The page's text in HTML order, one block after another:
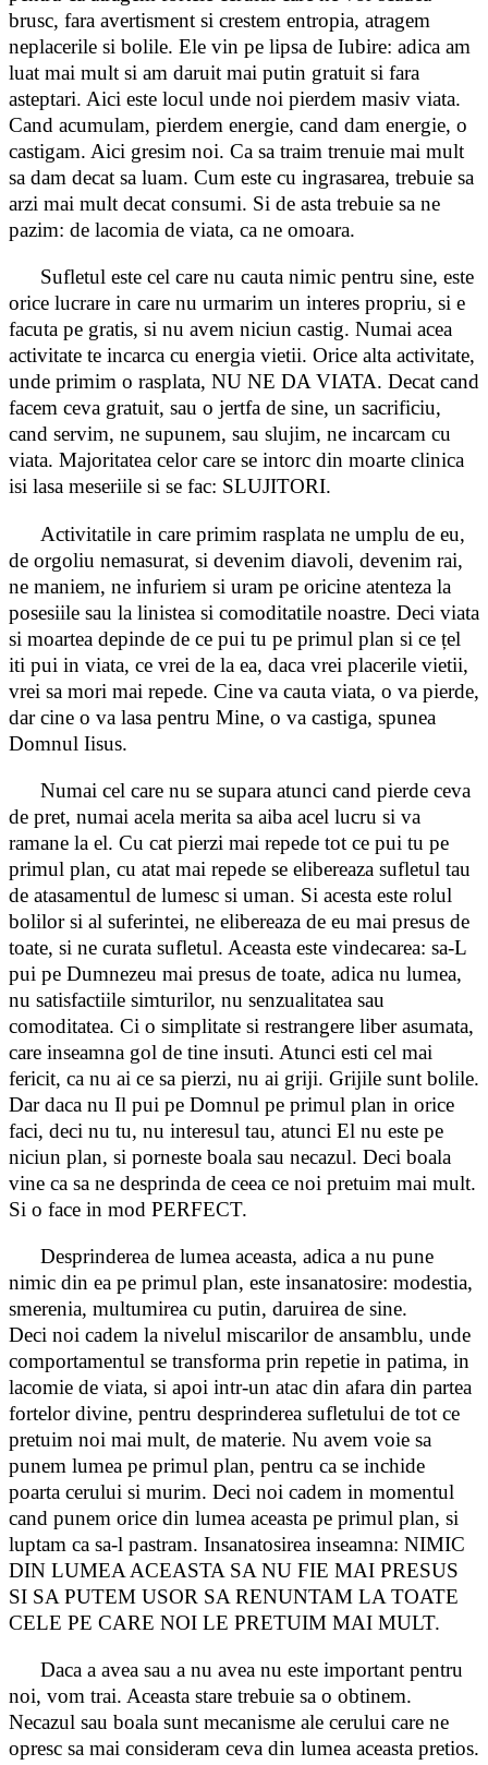
brusc, fara avertisment si crestem entropia, atragem
neplacerile si bolile. Ele vin pe lipsa de Iubire: adica am
luat mai mult si am daruit mai putin gratuit si fara
asteptari. Aici este locul unde noi pierdem masiv viata.
Cand acumulam, pierdem energie, cand dam energie, o
castigam. Aici gresim noi. Ca sa traim trenuie mai mult
sa dam decat sa luam. Cum este cu ingrasarea, trebuie sa
arzi mai mult decat consumi. Si de asta trebuie sa ne
pazim: de lacomia de viata, ca ne omoara.
Sufletul este cel care nu cauta nimic pentru sine, este
orice lucrare in care nu urmarim un interes propriu, si e
facuta pe gratis, si nu avem niciun castig. Numai acea
activitate te incarca cu energia vietii. Orice alta activitate,
unde primim o rasplata, NU NE DA VIATA. Decat cand
facem ceva gratuit, sau o jertfa de sine, un sacrificiu,
cand servim, ne supunem, sau slujim, ne incarcam cu
viata. Majoritatea celor care se intorc din moarte clinica
isi lasa meseriile si se fac: SLUJITORI.
Activitatile in care primim rasplata ne umplu de eu,
de orgoliu nemasurat, si devenim diavoli, devenim rai,
ne maniem, ne infuriem si uram pe oricine atenteza la
posesiile sau la linistea si comoditatile noastre. Deci viata
si moartea depinde de ce pui tu pe primul plan si ce țel
iti pui in viata, ce vrei de la ea, daca vrei placerile vietii,
vrei sa mori mai repede. Cine va cauta viata, o va pierde,
dar cine o va lasa pentru Mine, o va castiga, spunea
Domnul Iisus.
Numai cel care nu se supara atunci cand pierde ceva
de pret, numai acela merita sa aiba acel lucru si va
ramane la el. Cu cat pierzi mai repede tot ce pui tu pe
primul plan, cu atat mai repede se elibereaza sufletul tau
de atasamentul de lumesc si uman. Si acesta este rolul
bolilor si al suferintei, ne elibereaza de eu mai presus de
toate, si ne curata sufletul. Aceasta este vindecarea: sa-L
pui pe Dumnezeu mai presus de toate, adica nu lumea,
nu satisfactiile simturilor, nu senzualitatea sau
comoditatea. Ci o simplitate si restrangere liber asumata,
care inseamna gol de tine insuti. Atunci esti cel mai
fericit, ca nu ai ce sa pierzi, nu ai griji. Grijile sunt bolile.
Dar daca nu Il pui pe Domnul pe primul plan in orice
faci, deci nu tu, nu interesul tau, atunci El nu este pe
niciun plan, si porneste boala sau necazul. Deci boala
vine ca sa ne desprinda de ceea ce noi pretuim mai mult.
Si o face in mod PERFECT.
Desprinderea de lumea aceasta, adica a nu pune
nimic din ea pe primul plan, este insanatosire: modestia,
smerenia, multumirea cu putin, daruirea de sine.
Deci noi cadem la nivelul miscarilor de ansamblu, unde
comportamentul se transforma prin repetie in patima, in
lacomie de viata, si apoi intr-un atac din afara din partea
fortelor divine, pentru desprinderea sufletului de tot ce
pretuim noi mai mult, de materie. Nu avem voie sa
punem lumea pe primul plan, pentru ca se inchide
poarta cerului si murim. Deci noi cadem in momentul
cand punem orice din lumea aceasta pe primul plan, si
luptam ca sa-l pastram. Insanatosirea inseamna: NIMIC
DIN LUMEA ACEASTA SA NU FIE MAI PRESUS
SI SA PUTEM USOR SA RENUNTAM LA TOATE
CELE PE CARE NOI LE PRETUIM MAI MULT.
Daca a avea sau a nu avea nu este important pentru
noi, vom trai. Aceasta stare trebuie sa o obtinem.
Necazul sau boala sunt mecanisme ale cerului care ne
opresc sa mai consideram ceva din lumea aceasta pretios.